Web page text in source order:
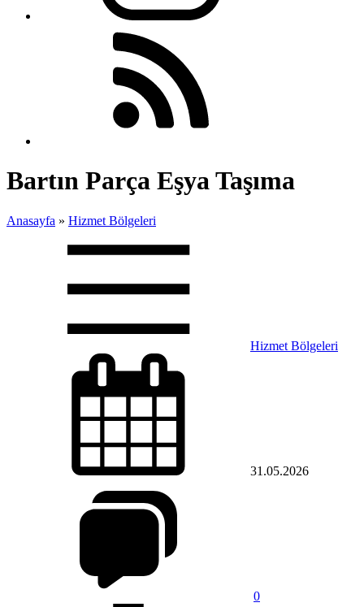
Bartın Parça Eşya Taşıma
Anasayfa » Hizmet Bölgeleri
Hizmet Bölgeleri
31.05.2026
0